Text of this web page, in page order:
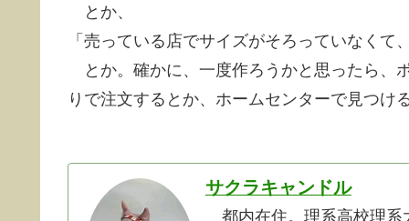
とか、
「売っている店でサイズがそろっていなくて
とか。確かに、一度作ろうかと思ったら、
りで注文するとか、ホームセンターで見つけ
サクラキャンドル
都内在住。理系高校理系